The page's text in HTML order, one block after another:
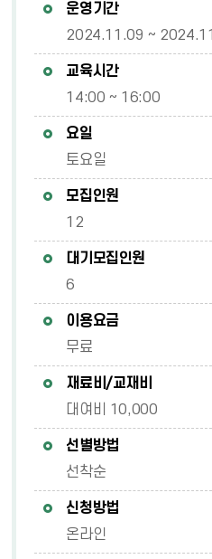
운영기간
2024.11.09 ~
교육시간
14:00 ~ 16:00
요일
토요일
모집인원
12
대기모집인원
6
이용요금
무료
재료비/교재비
대여비 10,000
선별방법
선착순
신청방법
온라인